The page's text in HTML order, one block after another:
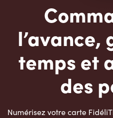
l’avance,
temps et
des
Numérisez votre carte